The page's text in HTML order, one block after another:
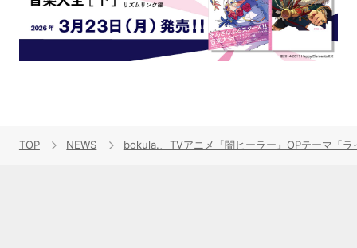
TOP NEWS bokula.、TVアニメ『闇ヒーラー』OPテーマ「